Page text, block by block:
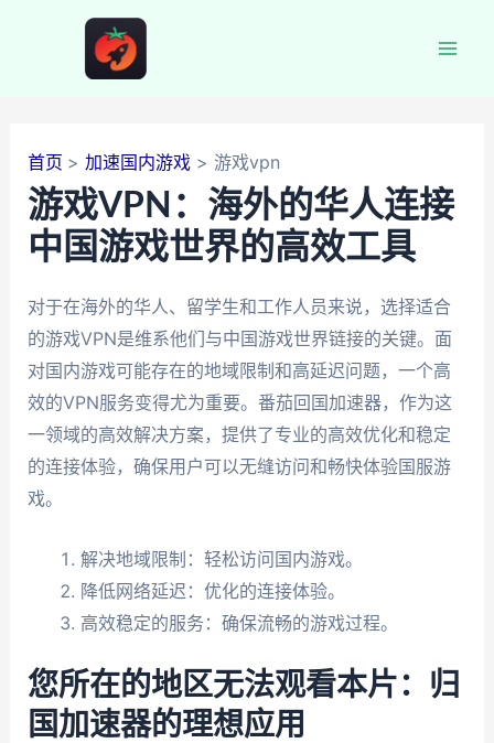
首页 加速国内游戏 游戏vpn
游戏VPN：海外的华人连接
中国游戏世界的高效工具
对于在海外的华人、留学生和工作人员来说，选择适合
的游戏VPN是维系他们与中国游戏世界链接的关键。面
对国内游戏可能存在的地域限制和高延迟问题，一个高
效的VPN服务变得尤为重要。番茄回国加速器，作为这
一领域的高效解决方案，提供了专业的高效优化和稳定
的连接体验，确保用户可以无缝访问和畅快体验国服游
戏。
解决地域限制：轻松访问国内游戏。
降低网络延迟：优化的连接体验。
高效稳定的服务：确保流畅的游戏过程。
您所在的地区无法观看本片：归
国加速器的理想应用